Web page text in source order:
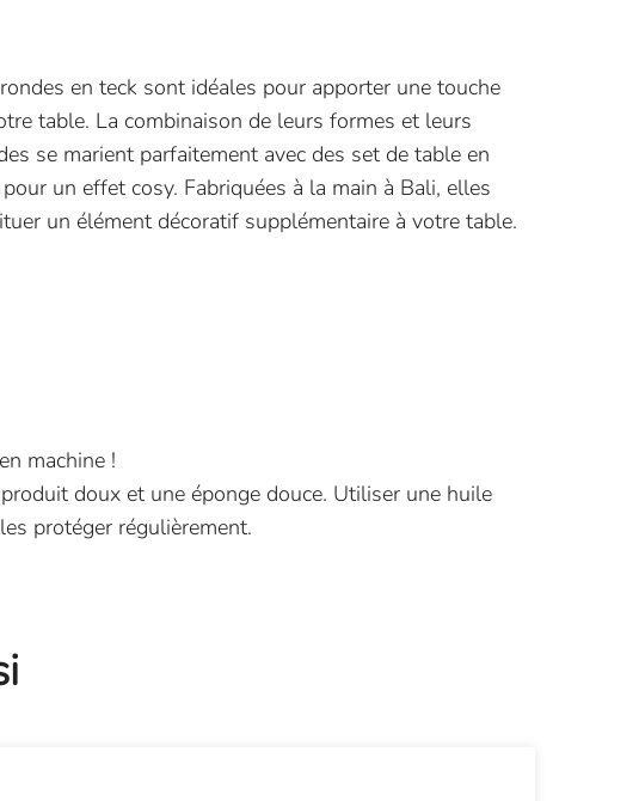
en teck sont idéales pour apporter une touche
table. La combinaison de leurs formes et leurs
se marient parfaitement avec des set de table en
un effet cosy. Fabriquées à la main à Bali, elles
un élément décoratif supplémentaire à votre table.
machine !
doux et une éponge douce. Utiliser une huile
protéger régulièrement.